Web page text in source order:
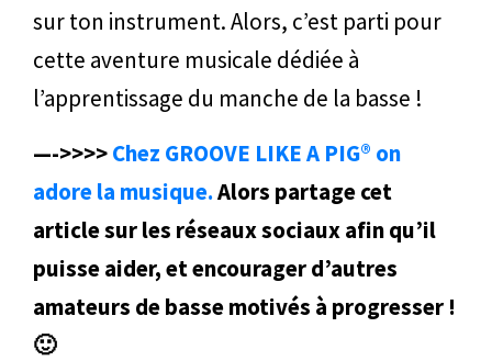
sur ton instrument. Alors, c’est parti pour
cette aventure musicale dédiée à
l’apprentissage du manche de la basse !
—->>>>Chez GROOVE LIKE A PIG® on
adore la musique.Alors partage cet
article sur les réseaux sociaux afin qu’il
puisse aider, et encourager d’autres
amateurs de basse motivés à progresser !
🙂